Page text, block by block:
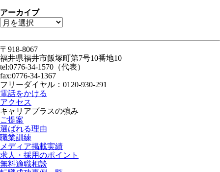
アーカイブ
〒918-8067
福井県福井市飯塚町第7号10番地10
tel:0776-34-1570（代表）
fax:0776-34-1367
フリーダイヤル：0120-930-291
電話をかける
アクセス
キャリアプラスの強み
ご提案
選ばれる理由
職業訓練
メディア掲載実績
求人・採用のポイント
無料適職相談